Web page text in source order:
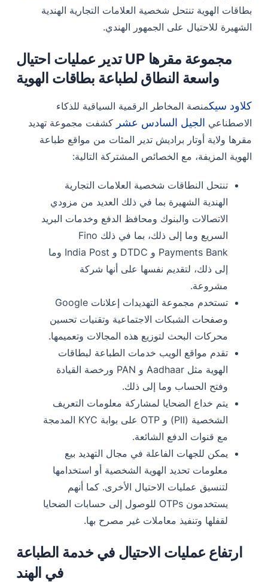
بطاقات الهوية تنتحل شخصية العلامات التجارية الهندية
الشهيرة للاحتيال على الجمهور الهندي.
مجموعة مقرها UP تدير عمليات احتيال
واسعة النطاق لطباعة بطاقات الهوية
كلاود سيكمنصة المخاطر الرقمية السياقية للذكاء
الاصطناعي الجيل السادس عشر كشفت مجموعة تهديد
مقرها ولاية أوتار براديش تدير المئات من مواقع طباعة
الهوية المزيفة، مع الخصائص المشتركة التالية:
تنتحل النطاقات شخصية العلامات التجارية
الهندية الشهيرة بما في ذلك العديد من مزودي
الاتصالات والبنوك ومحافظ الدفع وخدمات البريد
السريع وما إلى ذلك، بما في ذلك Fino
Payments Bank و DTDC و India Post وما
إلى ذلك، لتقديم نفسها على أنها شركة
مشروعة.
تستخدم مجموعة التهديدات إعلانات Google
وصفحات الشبكات الاجتماعية وتقنيات تحسين
محركات البحث لتوزيع هذه المجالات وتعميمها.
تقدم مواقع الويب خدمات الطباعة لبطاقات
الهوية مثل Aadhaar و PAN ورخصة القيادة
وفتح الحساب وما إلى ذلك.
يتم خداع الضحايا لمشاركة معلومات التعريف
الشخصية (PII) و OTP على بوابة KYC المدمجة
مع قنوات الدفع الشائعة.
يمكن للجهات الفاعلة في مجال التهديد بيع
معلومات تحديد الهوية الشخصية أو استخدامها
لتنسيق عمليات الاحتيال الأخرى. كما أنهم
يستخدمون OTPs للوصول إلى حسابات الضحايا
لقفلها وتنفيذ معاملات غير مصرح بها.
ارتفاع عمليات الاحتيال في خدمة الطباعة
في الهند